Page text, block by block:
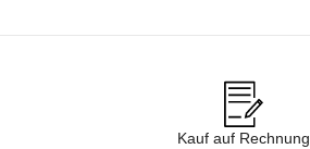
Kauf auf Rechnung